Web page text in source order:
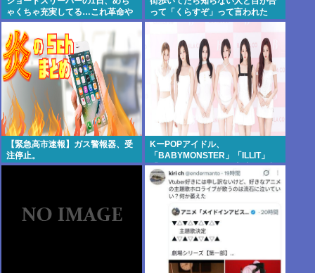
ゃくちゃ充実してる…これ革命や
ろwww
って「くらすぞ」って言われた
【緊急高市速報】ガス警報器、受
注停止。
KーPOPアイドル、
「BABYMONSTER」「ILLIT」
「RESCENE」の三国志時代に突
入！